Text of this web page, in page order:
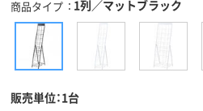
商品タイプ 1列／マットブラック
販売単位：1台